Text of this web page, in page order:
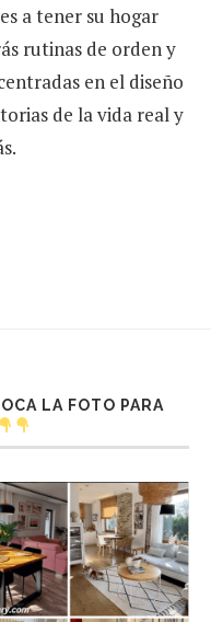
a tener su hogar
rutinas de orden y
en el diseño
de la vida real y
LA FOTO PARA